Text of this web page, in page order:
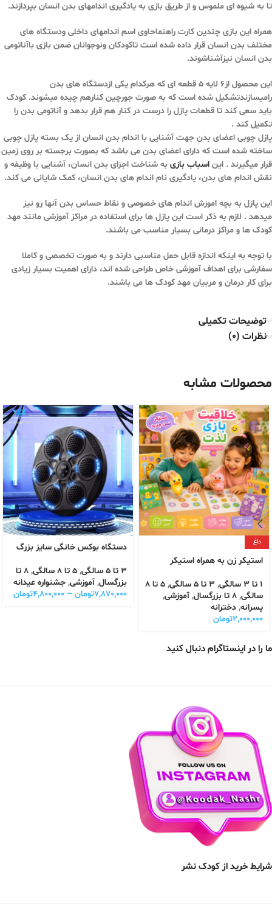
تا به شیوه ای ملموس و از طریق بازی به یادگیری اندامهای بدن انسان بپردازند.
همراه این بازی چندین کارت راهنماحاوی اسم اندامهای داخلی ودستگاه های
مختلف بدن انسان قرار داده شده است تاکودکان ونوجوانان ضمن بازی باآناتومی
بدن انسان نیزآشناشوند.
این محصول از6 لایه 5 قطعه ای که هرکدام یکی ازدستگاه های بدن
رامیسازندتشکیل شده است که به صورت جورچین کنارهم چیده میشوند. کودک
باید سعی کند تا قطعات پازل را درست در کنار هم قرار بدهد و آناتومی بدن را
تکمیل کند .
پازل چوبی اعضای بدن جهت آشنایی با اندام بدن انسان از یک بسته پازل چوبی
ساخته شده است که دارای اعضای بدن می باشد که بصورت برجسته بر روی زمین
قرار میگیرند . این اسباب بازی به شناخت اجزای بدن انسان، آشنایی با وظیفه و
نقش اندام های بدن، یادگیری نام اندام های بدن انسان، کمک شایانی می کند.
این پازل به بچه اموزش اندام های خصوصی و نقاط حساس بدن آنها رو نیز
میدهد . لازم به ذکر است این پازل ها برای استفاده در مراکز آموزشی مانند مهد
کودک ها و مراکز درمانی بسیار مناسب می باشند.
با توجه به اینکه اندازه قابل حمل مناسبی دارند و به صورت تخصصی و کاملا
سفارشی برای اهداف آموزشی خاص طراحی شده اند، دارای اهمیت بسیار زیادی
برای کار درمان و مربیان مهد کودک ها می باشند.
توضیحات تکمیلی
نظرات (0)
محصولات مشابه
داغ
استیکر زن به همراه استیکر
1 تا 3 سالگی , 3 تا 5 سالگی ,
5 تا 8
سالگی, 8 تا بزرگسال , آموزشی,
پسرانه, دخترانه
۲,۰۰۰,۰۰۰تومان
دستگاه بوکس خانگی سایز بزرگ
3 تا 5 سالگی , 5 تا 8 سالگی ,
8 تا
بزرگسال, آموزشی, جشنواره عیدانه
۷,۸۷۰,۰۰۰تومان – ۴,۸۰۰,۰۰۰تومان
ما را در اینستاگرام دنبال کنید
شرایط خرید از کودک نشر